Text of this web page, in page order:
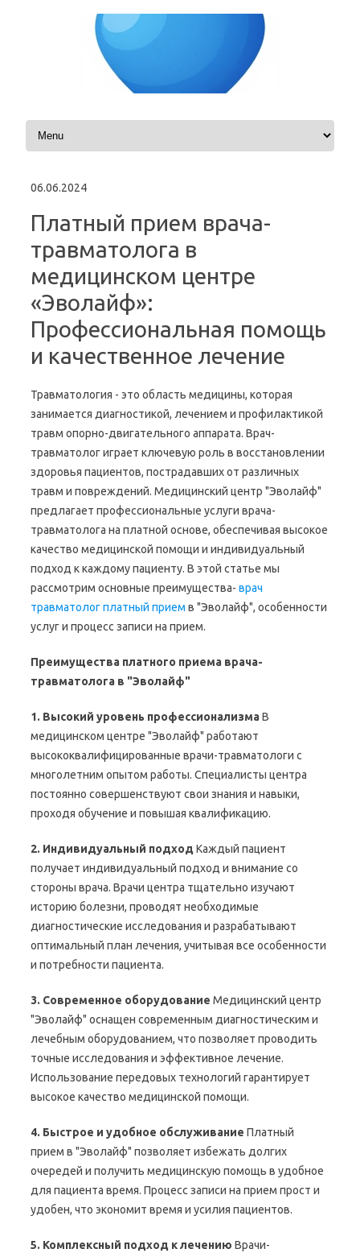
Skip to content
06.06.2024
Платный прием врача-
травматолога в
медицинском центре
«Эволайф»:
Профессиональная помощь
и качественное лечение
Травматология - это область медицины, которая
занимается диагностикой, лечением и профилактикой
травм опорно-двигательного аппарата. Врач-
травматолог играет ключевую роль в восстановлении
здоровья пациентов, пострадавших от различных
травм и повреждений. Медицинский центр "Эволайф"
предлагает профессиональные услуги врача-
травматолога на платной основе, обеспечивая высокое
качество медицинской помощи и индивидуальный
подход к каждому пациенту. В этой статье мы
рассмотрим основные преимущества- врач
травматолог платный прием в "Эволайф", особенности
услуг и процесс записи на прием.
Преимущества платного приема врача-
травматолога в "Эволайф"
1. Высокий уровень профессионализмаВ
медицинском центре "Эволайф" работают
высококвалифицированные врачи-травматологи с
многолетним опытом работы. Специалисты центра
постоянно совершенствуют свои знания и навыки,
проходя обучение и повышая квалификацию.
2. Индивидуальный подход Каждый пациент
получает индивидуальный подход и внимание со
стороны врача. Врачи центра тщательно изучают
историю болезни, проводят необходимые
диагностические исследования и разрабатывают
оптимальный план лечения, учитывая все особенности
и потребности пациента.
3. Современное оборудование Медицинский центр
"Эволайф" оснащен современным диагностическим и
лечебным оборудованием, что позволяет проводить
точные исследования и эффективное лечение.
Использование передовых технологий гарантирует
высокое качество медицинской помощи.
4. Быстрое и удобное обслуживание Платный
прием в "Эволайф" позволяет избежать долгих
очередей и получить медицинскую помощь в удобное
для пациента время. Процесс записи на прием прост и
удобен, что экономит время и усилия пациентов.
5. Комплексный подход к лечению Врачи-